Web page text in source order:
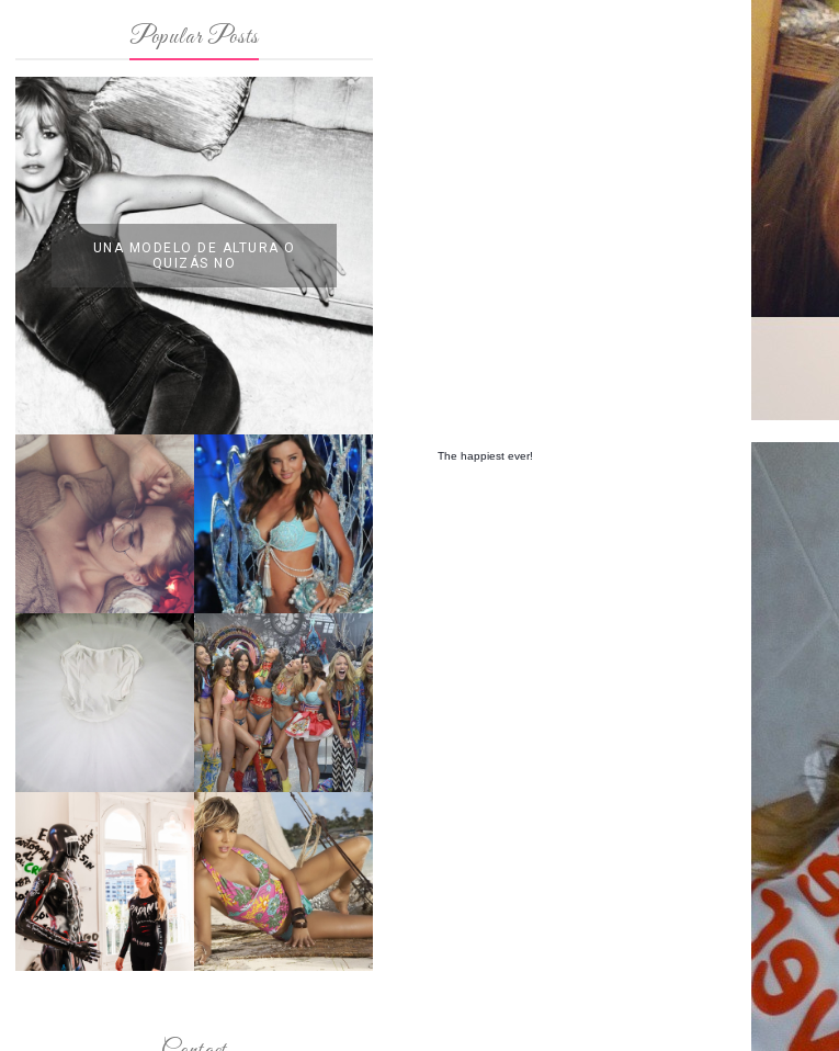
The happiest ever!
Popular Posts
UNA MODELO DE ALTURA O
QUIZÁS NO
LA BAILARINA
BLANCA DE LA
CRUZ O COMO
REINVENTARSE
ANTE LA
ADVERSIDAD.
LA ALTURA DE LAS
MODELOS MAS
ALTAS
TUTORIAL PARA
HACER UN TUTÚ
DE BALLET DE
¿QUIERES SABER
LA EDAD Y ALTURA
DE LAS MODELOS
VICTORIA'S
SECRET 2017?
MARGA GONZÁLEZ
Y ELIA FERNÁNDEZ
DIALOGAN EN
ESPACIO DEL
ANONIMATO, LA
CASA ROSA DE
OVIEDO
LA ALTURA DE LAS
MODELOS MAS
BAJITAS